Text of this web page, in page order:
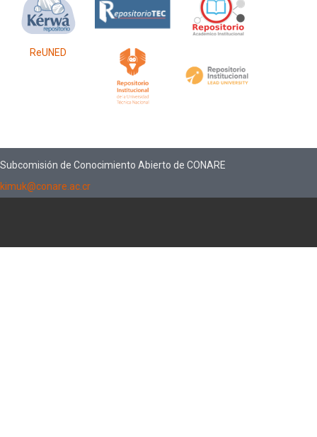
ReUNED
Subcomisión de Conocimiento Abierto de CONARE
kimuk@conare.ac.cr